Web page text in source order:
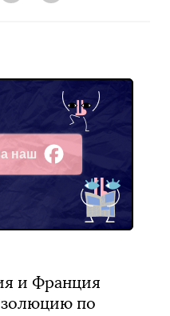
наш
и Франция
по